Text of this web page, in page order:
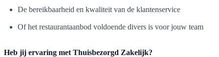
De bereikbaarheid en kwaliteit van de klantenservice
Of het restaurantaanbod voldoende divers is voor jouw team
Heb jij ervaring met Thuisbezorgd Zakelijk?